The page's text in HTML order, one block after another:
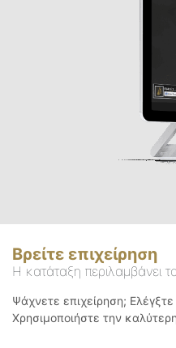
Βρείτε επιχείρηση
Η κατάταξη περιλαμβάνει
Ψάχνετε επιχείρηση;
Χρησιμοποιήστε την